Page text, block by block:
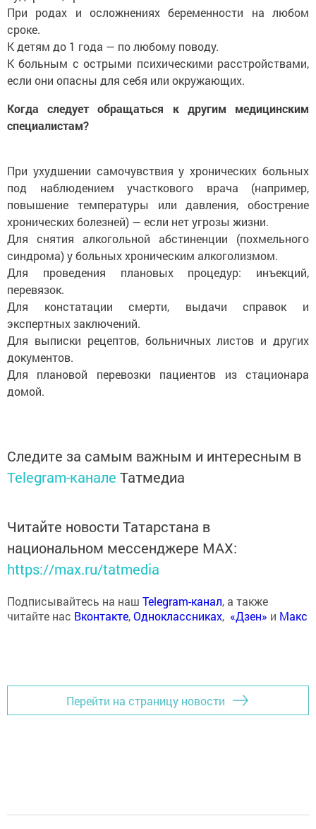
При родах и осложнениях беременности на любом
сроке.
К детям до 1 года — по любому поводу.
К больным с острыми психическими расстройствами,
если они опасны для себя или окружающих.
Когда следует обращаться к другим медицинским
специалистам?
При ухудшении самочувствия у хронических больных
под наблюдением участкового врача (например,
повышение температуры или давления, обострение
хронических болезней) — если нет угрозы жизни.
Для снятия алкогольной абстиненции (похмельного
синдрома) у больных хроническим алкоголизмом.
Для проведения плановых процедур: инъекций,
перевязок.
Для констатации смерти, выдачи справок и
экспертных заключений.
Для выписки рецептов, больничных листов и других
документов.
Для плановой перевозки пациентов из стационара
домой.
Следите за самым важным и интересным в
Telegram-канале Татмедиа
Читайте новости Татарстана в
национальном мессенджере MАХ:
https://max.ru/tatmedia
Подписывайтесь на наш Telegram-канал, а также
читайте нас Вконтакте,Одноклассниках, «Дзен» и Макс
Перейти на страницу новости